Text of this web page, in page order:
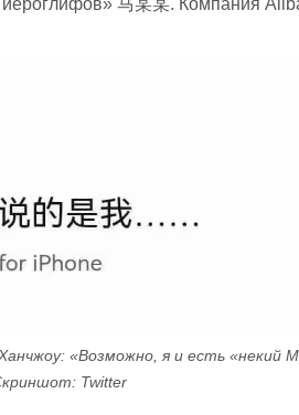
«Возможно, я и есть «некий
Twitter